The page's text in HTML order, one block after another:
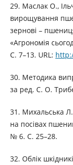
29. Маслак О.,
вирощування
зернові –
«Агрономія
С. 7–13. URL:
30. Методика
за ред. С. О.
31. Михальська
на посівах
№ 6. С. 25–28.
32. Облік